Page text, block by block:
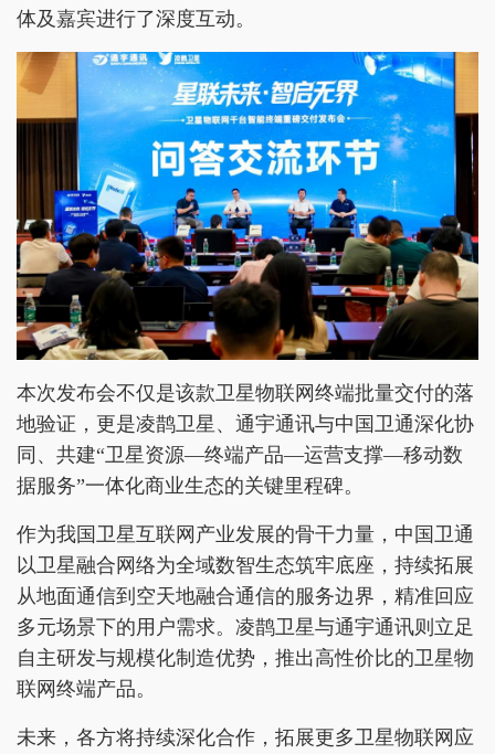
体及嘉宾进行了深度互动。
本次发布会不仅是该款卫星物联网终端批量交付的落
地验证，更是凌鹊卫星、通宇通讯与中国卫通深化协
同、共建“卫星资源—终端产品—运营支撑—移动数
据服务”一体化商业生态的关键里程碑。
作为我国卫星互联网产业发展的骨干力量，中国卫通
以卫星融合网络为全域数智生态筑牢底座，持续拓展
从地面通信到空天地融合通信的服务边界，精准回应
多元场景下的用户需求。凌鹊卫星与通宇通讯则立足
自主研发与规模化制造优势，推出高性价比的卫星物
联网终端产品。
未来，各方将持续深化合作，拓展更多卫星物联网应